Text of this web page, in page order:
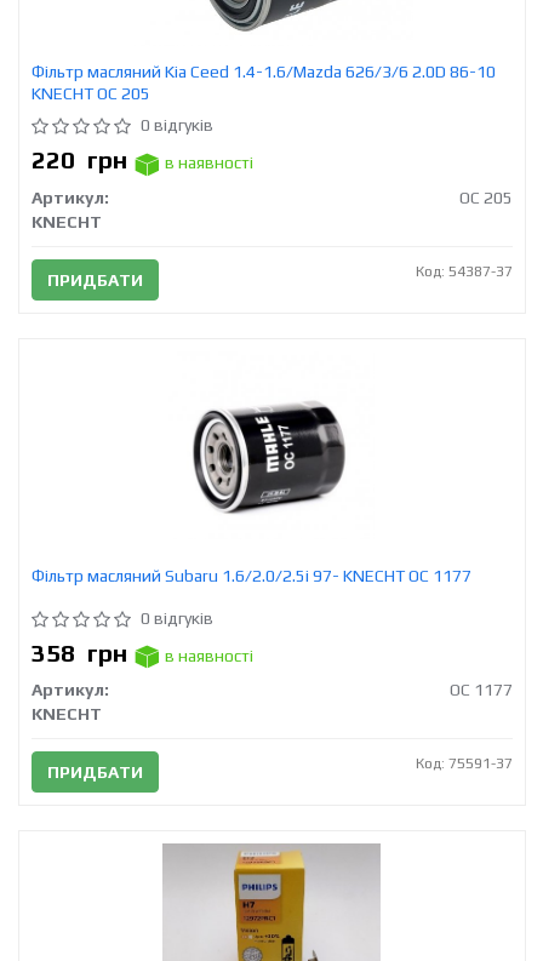
Фільтр масляний Kia Ceed 1.4-1.6/Mazda 626/3/6 2.0D 86-10
KNECHT OC 205
0 відгуків
220 грн
в наявності
Артикул:
OC 205
KNECHT
ПРИДБАТИ Код: 54387-37
Фільтр масляний Subaru 1.6/2.0/2.5i 97- KNECHT OC 1177
0 відгуків
358 грн
в наявності
Артикул:
OC 1177
KNECHT
ПРИДБАТИ Код: 75591-37